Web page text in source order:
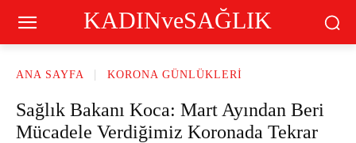
KADINveSAĞLIK
ANA SAYFA KORONA GÜNLÜKLERI
Sağlık Bakanı Koca: Mart Ayından Beri
Mücadele Verdiğimiz Koronada Tekrar